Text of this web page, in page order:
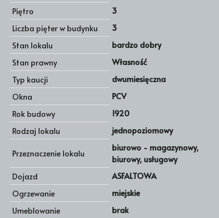
Piętro
3
Liczba pięter w budynku
3
Stan lokalu
bardzo dobry
Stan prawny
Własność
Typ kaucji
dwumiesięczna
Okna
PCV
Rok budowy
1920
Rodzaj lokalu
jednopoziomowy
Przeznaczenie lokalu
biurowo - magazynowy,
biurowy, usługowy
Dojazd
ASFALTOWA
Ogrzewanie
miejskie
Umeblowanie
brak